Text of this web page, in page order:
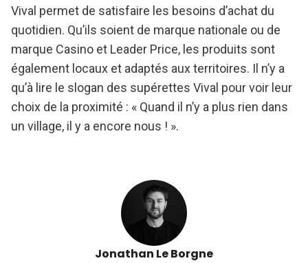
Vival permet de satisfaire les besoins d’achat du
quotidien. Qu’ils soient de marque nationale ou de
marque Casino et Leader Price, les produits sont
également locaux et adaptés aux territoires. Il n’y a
qu’à lire le slogan des supérettes Vival pour voir leur
choix de la proximité : « Quand il n’y a plus rien dans
un village, il y a encore nous ! ».
Jonathan Le Borgne